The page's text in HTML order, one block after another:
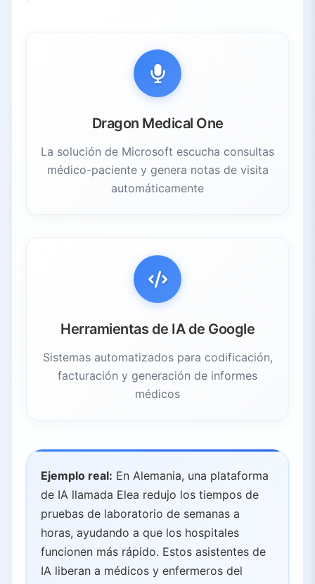
Dragon Medical One
La solución de Microsoft escucha consultas
médico-paciente y genera notas de visita
automáticamente
Herramientas de IA de Google
Sistemas automatizados para codificación,
facturación y generación de informes
médicos
Ejemplo real: En Alemania, una plataforma
de IA llamada Elea redujo los tiempos de
pruebas de laboratorio de semanas a
horas, ayudando a que los hospitales
funcionen más rápido. Estos asistentes de
IA liberan a médicos y enfermeros del